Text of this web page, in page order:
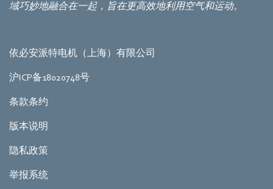
域巧妙地融合在一起，旨在更高效地利用空气和运动。
依必安派特电机（上海）有限公司
沪ICP备18020748号
条款条约
版本说明
隐私政策
举报系统